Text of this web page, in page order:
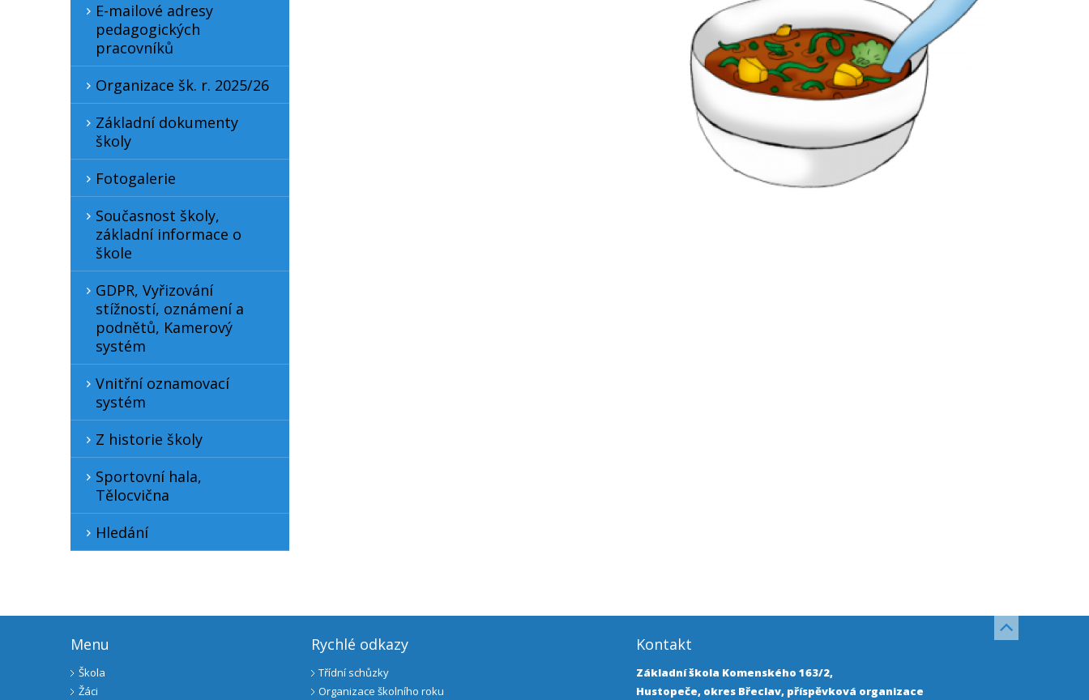
E-mailové adresy
pedagogických
pracovníků
Organizace šk. r. 2025/26
Základní dokumenty
školy
Fotogalerie
Současnost školy,
základní informace o
škole
GDPR, Vyřizování
stížností, oznámení a
podnětů, Kamerový
systém
Vnitřní oznamovací
systém
Z historie školy
Sportovní hala,
Tělocvična
Hledání
Menu
Škola
Žáci
Rychlé odkazy
Třídní schůzky
Organizace školního roku
Kontakt
Základní škola Komenského 163/2,
Hustopeče, okres Břeclav, příspěvková organizace